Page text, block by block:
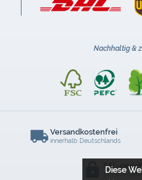
Nachhaltig &
Versandkostenfrei
innerhalb Deutschlands
SSL-
Sichere
Diese